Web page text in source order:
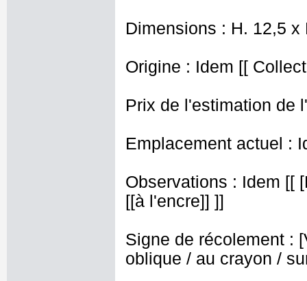
Dimensions : H. 12,5
Origine : Idem [[
Prix de l'estimation de
Emplacement actuel :
Observations : Idem [[
[[à l'encre]] ]]
Signe de récolement :
oblique / au crayon /